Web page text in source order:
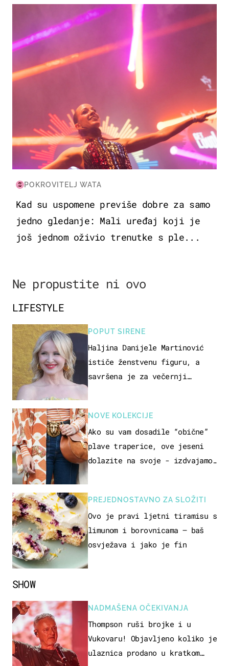
KULTURA & ZABAVA
POKROVITELJ WATA
Kad su uspomene previše dobre za samo
jedno gledanje: Mali uređaj koji je
još jednom oživio trenutke s ple...
Ne propustite ni ovo
SHOW
NADMAŠENA OČEKIVANJA
Thompson ruši brojke i u
Vukovaru! Objavljeno koliko je
ulaznica prodano u kratkom
LIFESTYLE
POPUT SIRENE
Haljina Danijele Martinović
ističe ženstvenu figuru, a
savršena je za večernji
NOVE KOLEKCIJE
Ako su vam dosadile “obične”
plave traperice, ove jeseni
dolazite na svoje - izdvajamo
PREJEDNOSTAVNO ZA SLOŽITI
Ovo je pravi ljetni tiramisu s
limunom i borovnicama – baš
osvježava i jako je fin